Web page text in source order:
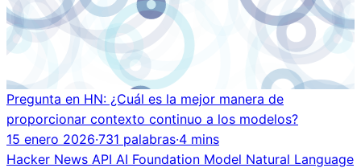
Pregunta en HN: ¿Cuál es la mejor manera de
proporcionar contexto continuo a los modelos?
15 enero 2026·731 palabras·4 mins
Hacker News API AI Foundation Model Natural Language